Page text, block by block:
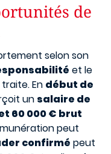
de
selon son
et le
En début de
un salaire de
60 000 € brut
peut
confirmé peut